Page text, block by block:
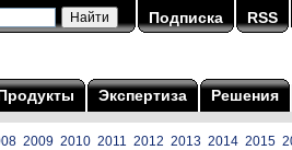
Подписка RSS
Экспертиза Решения
2009 2010 2011 2012 2013 2014 2015